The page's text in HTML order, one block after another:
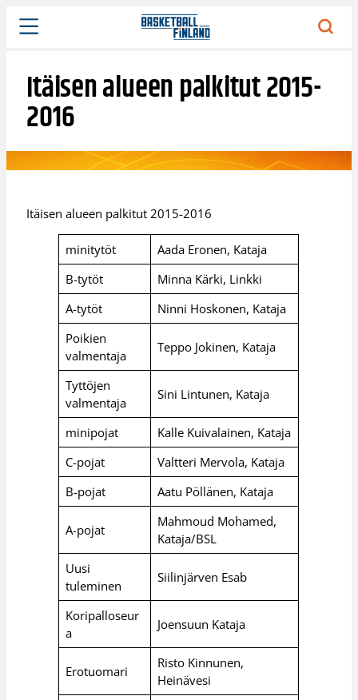
Siirry
sisältöön
Itäisen alueen palkitut 2015-
2016
Itäisen alueen palkitut 2015-2016
minitytöt
Aada Eronen, Kataja
B-tytöt
Minna Kärki, Linkki
A-tytöt
Ninni Hoskonen, Kataja
Poikien
valmentaja
Teppo Jokinen, Kataja
Tyttöjen
valmentaja
Sini Lintunen, Kataja
minipojat
Kalle Kuivalainen, Kataja
C-pojat
Valtteri Mervola, Kataja
B-pojat
Aatu Pöllänen, Kataja
A-pojat
Mahmoud Mohamed,
Kataja/BSL
Uusi
tuleminen
Siilinjärven Esab
Koripalloseur
a
Joensuun Kataja
Erotuomari
Risto Kinnunen,
Heinävesi